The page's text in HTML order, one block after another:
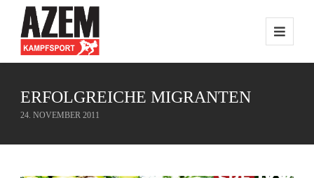
ERFOLGREICHE MIGRANTEN
24. NOVEMBER 2011